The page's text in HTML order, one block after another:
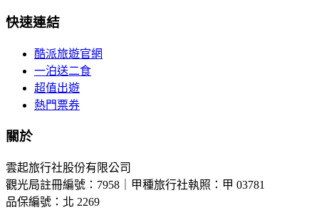
快速連結
酷派旅遊官網
一泊送二食
超值出遊
熱門票券
關於
雲起旅行社股份有限公司
觀光局註冊編號：7958｜甲種旅行社執照：甲 03781
品保編號：北 2269